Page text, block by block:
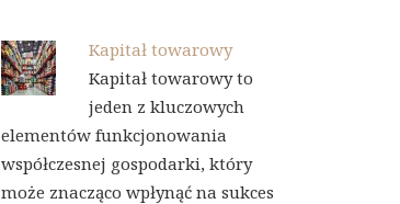
Kapitał towarowy
Kapitał towarowy to
jeden z kluczowych
elementów funkcjonowania
współczesnej gospodarki, który
może znacząco wpłynąć na sukces